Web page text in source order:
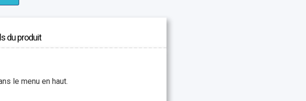
du produit
le menu en haut.